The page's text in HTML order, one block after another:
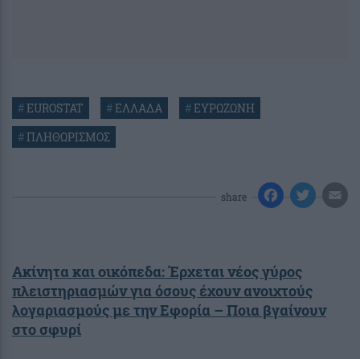
#EUROSTAT #ΕΛΛΑΔΑ #ΕΥΡΩΖΩΝΗ
#ΠΛΗΘΩΡΙΣΜΟΣ
share
Ακίνητα και οικόπεδα: Έρχεται νέος γύρος
πλειστηριασμών για όσους έχουν ανοιχτούς
λογαριασμούς με την Εφορία – Ποια βγαίνουν
στο σφυρί